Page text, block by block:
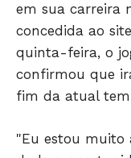
em sua carreira
concedida ao
quinta-feira, o
confirmou que
fim da atual
"Eu estou muito